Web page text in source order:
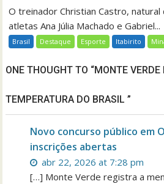
O treinador Christian Castro,
atletas Ana Júlia Machado e Gabriel...
Brasil Destaque Esporte Itabirito
ONE THOUGHT TO “MONTE
TEMPERATURA DO BRASIL ”
Novo concurso público em
inscrições abertas
abr 22, 2026 at 7:28 pm
[…] Monte Verde registra a